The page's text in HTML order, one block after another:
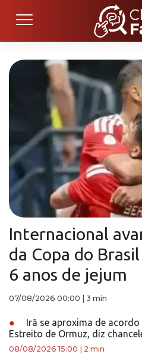
Internacional
da Copa do
6 anos de jejum
07/08/2026 00:00 3 min
●
Irã se aproxima de
Estreito de Ormuz, diz
08/08/2026 15:00 2 min